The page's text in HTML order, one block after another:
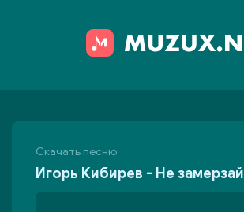
Скачать песню
Игорь Кибирев - Не замерзай